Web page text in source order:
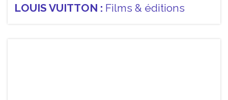
LOUIS VUITTON : Films & éditions